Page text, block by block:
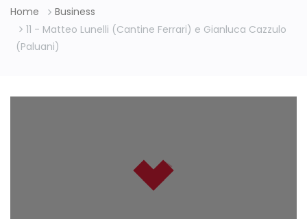
Home
Business
11 - Matteo Lunelli (Cantine Ferrari) e Gianluca Cazzulo
(Paluani)